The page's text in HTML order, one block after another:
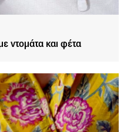
ντομάτα και φέτα